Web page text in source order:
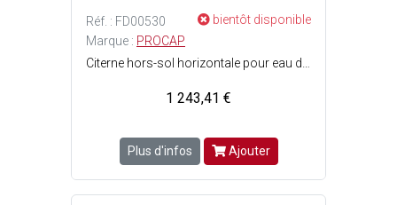
Réf. : FD00530
bientôt disponible
Marque : PROCAP
1 243,41 €
Plus d'infos Ajouter